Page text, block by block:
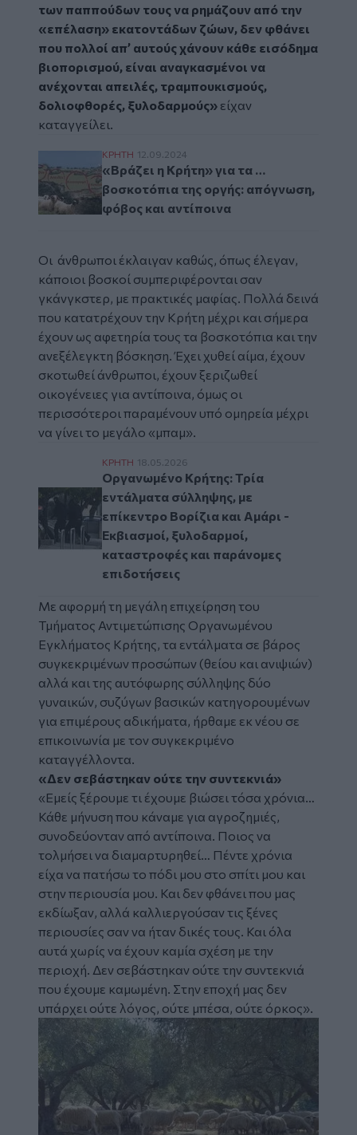
των παππούδων τους να ρημάζουν από την
«επέλαση» εκατοντάδων ζώων, δεν φθάνει
που πολλοί απ’ αυτούς χάνουν κάθε εισόδημα
βιοπορισμού, είναι αναγκασμένοι να
ανέχονται απειλές, τραμπουκισμούς,
δολιοφθορές, ξυλοδαρμούς» είχαν
καταγγείλει.
«Βράζει η Κρήτη» για τα …βοσκοτόπια
ΚΡΗΤΗ 12.09.2024
«Βράζει η Κρήτη» για τα …
βοσκοτόπια της οργής: απόγνωση,
φόβος και αντίποινα
Οι άνθρωποι έκλαιγαν καθώς, όπως έλεγαν,
κάποιοι βοσκοί συμπεριφέρονται σαν
γκάνγκστερ, με πρακτικές μαφίας. Πολλά δεινά
που κατατρέχουν την Κρήτη μέχρι και σήμερα
έχουν ως αφετηρία τους τα βοσκοτόπια και την
ανεξέλεγκτη βόσκηση. Έχει χυθεί αίμα, έχουν
σκοτωθεί άνθρωποι, έχουν ξεριζωθεί
οικογένειες για αντίποινα, όμως οι
περισσότεροι παραμένουν υπό ομηρεία μέχρι
να γίνει το μεγάλο «μπαμ».
Οργανωμένο Κρήτης: Τρία εντάλματα
ΚΡΗΤΗ 18.05.2026
Οργανωμένο Κρήτης: Τρία
εντάλματα σύλληψης, με
επίκεντρο Βορίζια και Αμάρι -
Εκβιασμοί, ξυλοδαρμοί,
καταστροφές και παράνομες
επιδοτήσεις
Με αφορμή τη μεγάλη επιχείρηση του
Τμήματος Αντιμετώπισης Οργανωμένου
Εγκλήματος Κρήτης, τα εντάλματα σε βάρος
συγκεκριμένων προσώπων (θείου και ανιψιών)
αλλά και της αυτόφωρης σύλληψης δύο
γυναικών, συζύγων βασικών κατηγορουμένων
για επιμέρους αδικήματα, ήρθαμε εκ νέου σε
επικοινωνία με τον συγκεκριμένο
καταγγέλλοντα.
«Δεν σεβάστηκαν ούτε την συντεκνιά»
«Εμείς ξέρουμε τι έχουμε βιώσει τόσα χρόνια…
Κάθε μήνυση που κάναμε για αγροζημιές,
συνοδεύονταν από αντίποινα. Ποιος να
τολμήσει να διαμαρτυρηθεί… Πέντε χρόνια
είχα να πατήσω το πόδι μου στο σπίτι μου και
στην περιουσία μου. Και δεν φθάνει που μας
εκδίωξαν, αλλά καλλιεργούσαν τις ξένες
περιουσίες σαν να ήταν δικές τους. Και όλα
αυτά χωρίς να έχουν καμία σχέση με την
περιοχή. Δεν σεβάστηκαν ούτε την συντεκνιά
που έχουμε καμωμένη. Στην εποχή μας δεν
υπάρχει ούτε λόγος, ούτε μπέσα, ούτε όρκος».
Image